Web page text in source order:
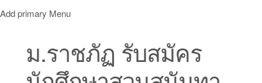
Add primary Menu
ม.ราชภัฏ รับสมัคร